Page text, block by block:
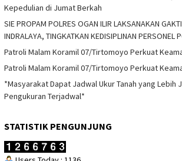
Kepedulian di Jumat Berkah
SIE PROPAM POLRES OGAN ILIR LAKSANAKAN
INDRALAYA, TINGKATKAN KEDISIPLINAN PERSONEL
Patroli Malam Koramil 07/Tirtomoyo Perkuat
Patroli Malam Koramil 07/Tirtomoyo Perkuat
*Masyarakat Dapat Jadwal Ukur Tanah yang Lebih
Pengukuran Terjadwal*
STATISTIK PENGUNJUNG